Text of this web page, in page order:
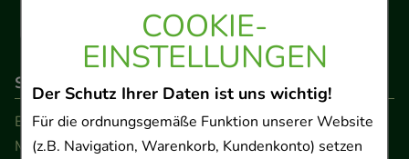
COOKIE-
EINSTELLUNGEN
Der Schutz Ihrer Daten ist uns wichtig!
Für die ordnungsgemäße Funktion unserer Website
(z.B. Navigation, Warenkorb, Kundenkonto) setzen
So erreichen Sie uns
Beratung und Kundenservice:
Montag - Freitag von 9.00 bis 17.00 Uhr